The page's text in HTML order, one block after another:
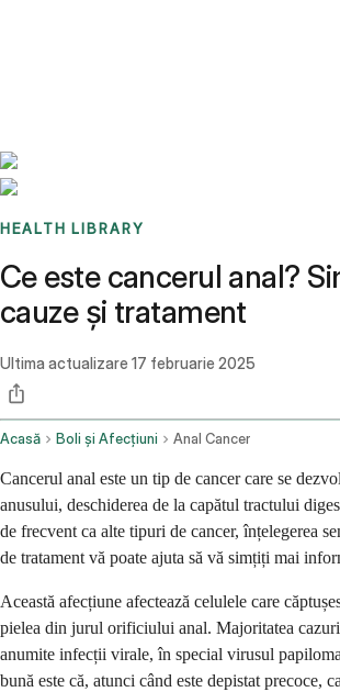
HEALTH LIBRARY
Ce este cancerul anal?
cauze și tratament
Ultima actualizare 17 februarie 2025
Acasă Boli și Afecțiuni Anal Cancer
Cancerul anal este un tip de cancer care se
anusului, deschiderea de la capătul tractului
de frecvent ca alte tipuri de cancer, înțelegerea
de tratament vă poate ajuta să vă simțiți mai
Această afecțiune afectează celulele care
pielea din jurul orificiului anal. Majoritatea
anumite infecții virale, în special virusul
bună este că, atunci când este depistat precoce,